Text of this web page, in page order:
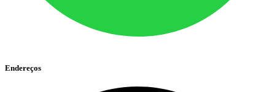
Endereços